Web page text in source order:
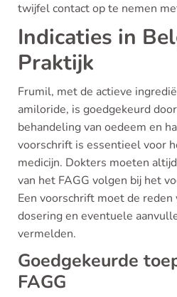
twijfel contact op te nemen
Indicaties in
Praktijk
Frumil, met de actieve
amiloride, is goedgekeurd
behandeling van oedeem en
voorschrift is essentieel voor
medicijn. Dokters moeten
van het FAGG volgen bij het
Een voorschrift moet de reden
dosering en eventuele
vermelden.
Goedgekeurde
FAGG